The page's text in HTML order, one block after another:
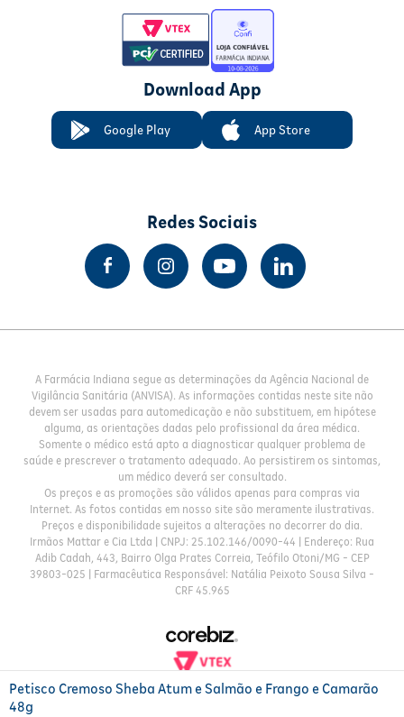
Petisco Cremoso Sheba Atum e Salmão e Frango e Camarão
48g
Download App
Google Play App Store
Redes Sociais
A Farmácia Indiana segue as determinações da Agência Nacional de
Vigilância Sanitária (ANVISA). As informações contidas neste site não
devem ser usadas para automedicação e não substituem, em hipótese
alguma, as orientações dadas pelo profissional da área médica.
Somente o médico está apto a diagnosticar qualquer problema de
saúde e prescrever o tratamento adequado. Ao persistirem os sintomas,
um médico deverá ser consultado.
Os preços e as promoções são válidos apenas para compras via
Internet. As fotos contidas em nosso site são meramente ilustrativas.
Preços e disponibilidade sujeitos a alterações no decorrer do dia.
Irmãos Mattar e Cia Ltda | CNPJ: 25.102.146/0090-44 | Endereço: Rua
Adib Cadah, 443, Bairro Olga Prates Correia, Teófilo Otoni/MG - CEP
39803-025 | Farmacêutica Responsável: Natália Peixoto Sousa Silva -
CRF 45.965